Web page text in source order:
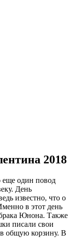
2018
еще один повод
День
известно, что о
в этот день
Юнона. Также
писали свои
общую корзину. В